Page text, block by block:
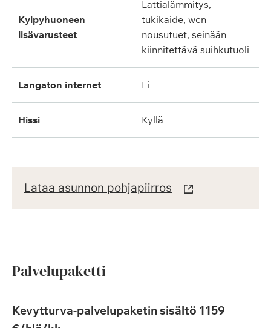
kylpyhuoneen
lisävarusteet
lattialämmitys,
tukikaide, wcn
nousutuet, seinään
kiinnitettävä suihkutuoli
langaton internet ei
hissi kyllä
Lataa asunnon pohjapiirros
Palvelupaketti
Kevytturva-palvelupaketin sisältö 1159